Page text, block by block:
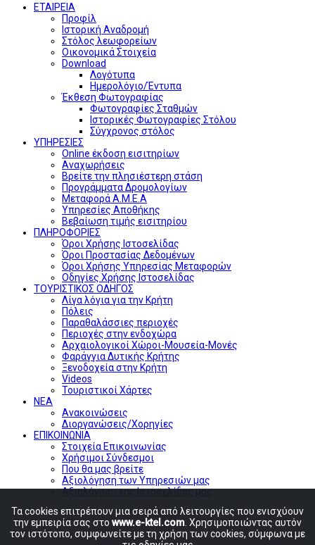
ΕΤΑΙΡΕΙΑ
Προφίλ
Ιστορική Αναδρομή
Στόλος λεωφορείων
Οικονομικά Στοιχεία
Download
Λογότυπα
Ημερολόγιο/Έντυπα
Έκθεση Φωτογραφίας
Φωτογραφίες Σταθμών
Ιστορικές Φωτογραφίες Στόλου
Σύγχρονος στόλος
ΥΠΗΡΕΣΙΕΣ
Online έκδοση εισιτηρίων
Αναχωρήσεις
Βρείτε την πλησιέστερη στάση
Προγράμματα Δρομολογίων
Μεταφορά Α.Μ.Ε.Α
Υπηρεσίες Αποθήκης
Βεβαίωση τιμής εισιτηρίου
ΠΛΗΡΟΦΟΡΙΕΣ
Όροι Χρήσης Ιστοσελίδας
Όροι Προστασίας Δεδομένων
Όροι Χρήσης Υπηρεσίας Μεταφορών
Οδηγίες Χρήσης Ιστοσελίδας
ΤΟΥΡΙΣΤΙΚΟΣ ΟΔΗΓΟΣ
Λίγα λόγια για την Κρήτη
Πόλεις
Παραθαλάσσιες περιοχές
Περιοχές στην ενδοχώρα
Αρχαιολογικοί Χώροι-Μουσεία-Μονές
Φαράγγια Δυτικής Κρήτης
Ξενοδοχεία στην Κρήτη
Videos
Τουριστικοί Χάρτες
ΝΕΑ
Ανακοινώσεις
Διοργανώσεις/Χορηγίες
ΕΠΙΚΟΙΝΩΝΙΑ
Στοιχεία Επικοινωνίας
Χρήσιμοι Σύνδεσμοι
Που θα μας βρείτε
Αξιολόγηση των Υπηρεσιών μας
Αξιολόγηση της Ιστοσελίδας μας
Τα cookies επιτρέπουν μια σειρά από λειτουργίες που ενισχύουν
την εμπειρία σας στο www.e-ktel.com . Χρησιμοποιώντας αυτόν
τον ιστότοπο, συμφωνείτε με τη χρήση των cookies, σύμφωνα με